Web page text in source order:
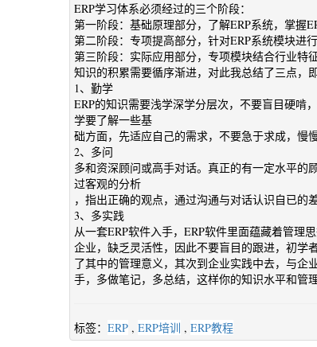
ERP学习体系必须经过的三个阶段：
第一阶段：基础原理部分，了解ERP系统，掌握
第二阶段：专项提高部分，针对ERP系统模块进
第三阶段：实际应用部分，专项模块结合行业特
知识的积累需要循序渐进，对此我总结了三点，
1、勤学
ERP的知识需要浅学深学分层次，不要盲目硬啃
学要了解一些基
础方面，先适应自己的需求，不要急于求成，慢
2、多问
多和资深顾问或高手对话。真正的有一定水平的
过客观的分析
，指出正确的观点，通过沟通与对话认识自已的
3、多实践
从一套ERP软件入手，ERP软件里面蕴藏着管理
企业，缺乏灵活性，因此不要盲目的跟进，初学
了其中的管理意义，其次到企业实践中去，与企
手，多做笔记，多总结，这样你的知识水平和管
标签： ERP , ERP培训 , ERP教程